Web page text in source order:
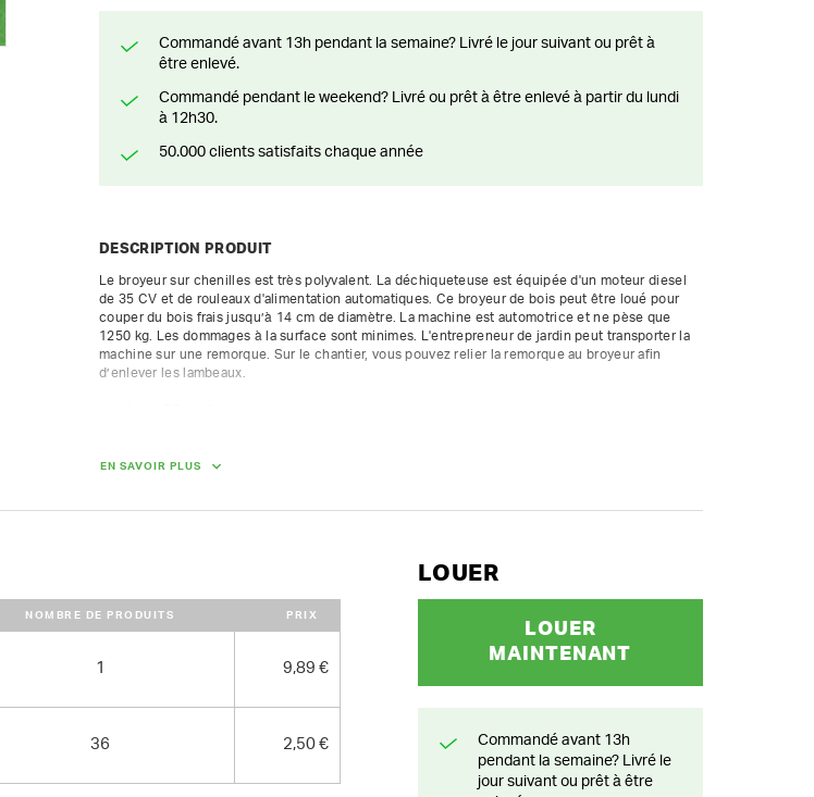
Commandé avant 13h pendant la semaine? Livré le jour suivant ou prêt à
être enlevé.
Commandé pendant le weekend? Livré ou prêt à être enlevé à partir du lundi
à 12h30.
50.000 clients satisfaits chaque année
DESCRIPTION PRODUIT
Le broyeur sur chenilles est très polyvalent. La déchiqueteuse est équipée d'un moteur diesel
de 35 CV et de rouleaux d'alimentation automatiques. Ce broyeur de bois peut être loué pour
couper du bois frais jusqu’à 14 cm de diamètre. La machine est automotrice et ne pèse que
1250 kg. Les dommages à la surface sont minimes. L'entrepreneur de jardin peut transporter la
machine sur une remorque. Sur le chantier, vous pouvez relier la remorque au broyeur afin
d’enlever les lambeaux.
- diamètre max. bois 14 cm
POIDS
EN SAVOIR PLUS
NOMBRE DE PRODUITS PRIX
1 9,89 €
36 2,50 €
LOUER
LOUER
MAINTENANT
Commandé avant 13h
pendant la semaine? Livré le
jour suivant ou prêt à être